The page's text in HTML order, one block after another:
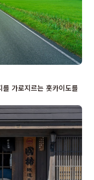
가로지르는 홋카이도를